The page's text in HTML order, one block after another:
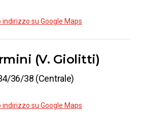
su Google Maps
(V. Giolitti)
36/38 (Centrale)
su Google Maps